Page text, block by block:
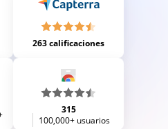
263 calificaciones
315
100,000+ usuarios